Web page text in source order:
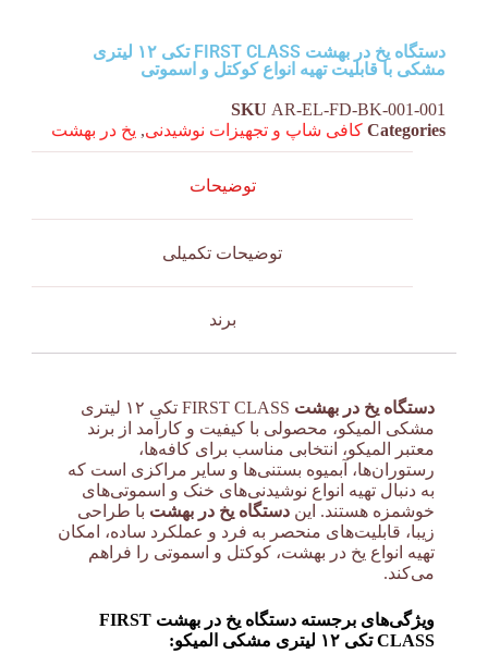
دستگاه یخ در بهشت FIRST CLASS تکی ۱۲ لیتری
مشکی با قابلیت تهیه انواع کوکتل و اسموتی
SKU AR-EL-FD-BK-001-001
Categories کافی شاپ و تجهیزات نوشیدنی, یخ در بهشت
توضیحات
توضیحات تکمیلی
برند
دستگاه یخ در بهشت
FIRST CLASS تکی ۱۲ لیتری
مشکی المیکو، محصولی با کیفیت و کارآمد از برند
معتبر المیکو، انتخابی مناسب برای کافه‌ها،
رستوران‌ها، آبمیوه بستنی‌ها و سایر مراکزی است که
به دنبال تهیه انواع نوشیدنی‌های خنک و اسموتی‌های
خوشمزه هستند. این دستگاه یخ در بهشت با طراحی
زیبا، قابلیت‌های منحصر به فرد و عملکرد ساده، امکان
تهیه انواع یخ در بهشت، کوکتل و اسموتی را فراهم
می‌کند.
ویژگی‌های برجسته دستگاه یخ در بهشت FIRST
CLASS تکی ۱۲ لیتری مشکی المیکو: